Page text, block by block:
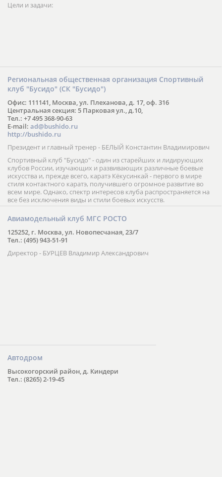
Цели и задачи:
Региональная общественная организация Спортивный
клуб "Бусидо" (СК "Бусидо")
Офис: 111141, Москва, ул. Плеханова, д. 17, оф. 316
Центральная секция: 5 Парковая ул., д.10,
Тел.: +7 495 368-90-63
E-mail: ad@bushido.ru
http://bushido.ru
Президент и главный тренер - БЕЛЫЙ Константин Владимирович
Спортивный клуб "Бусидо" - один из старейших и лидирующих
клубов России, изучающих и развивающих различные боевые
искусства и, прежде всего, каратэ Кёкусинкай - первого в мире
стиля контактного каратэ, получившего огромное развитие во
всем мире. Однако, спектр интересов клуба распространяется на
все без исключения виды и стили боевых искусств.
Авиамодельный клуб МГС РОСТО
125252, г. Москва, ул. Новопесчаная, 23/7
Тел.: (495) 943-51-91
Директор - БУРЦЕВ Владимир Александрович
Автодром
Высокогорский район, д. Киндери
Тел.: (8265) 2-19-45